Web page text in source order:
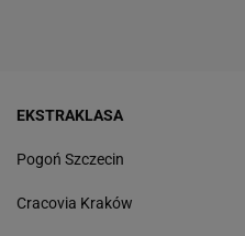
EKSTRAKLASA
Pogoń Szczecin
Cracovia Kraków